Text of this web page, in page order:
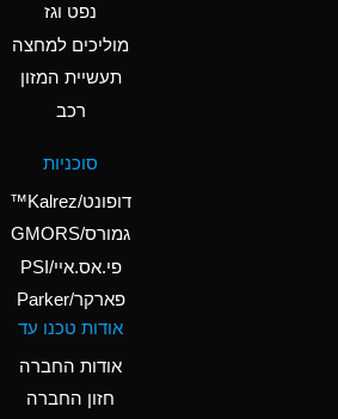
Ammonium Nitrate
Ammonium Nitrite
Ammonium Persulfate
Ammonium Phosphate
A
Ammonium Sulfate
*
Amyl Acetate (Banana
נפט וגז
מוליכים למחצה
תעשיית המזון
רכב
סוכניות
דופונט/Kalrez™
גמורס/GMORS
פי.אס.איי/PSI
פארקר/Parker
אודות טכנו עד
אודות החברה
חזון החברה